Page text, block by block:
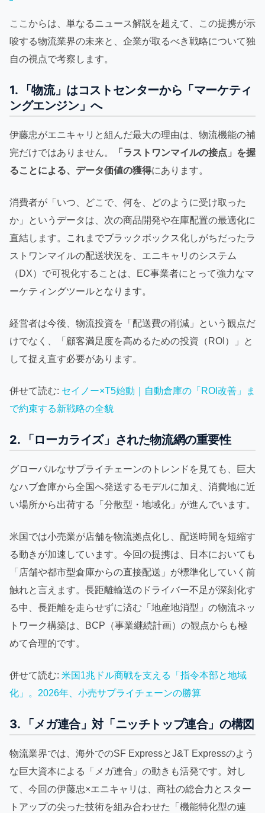
ここからは、単なるニュース解説を超えて、この提携が示
唆する物流業界の未来と、企業が取るべき戦略について独
自の視点で考察します。
1. 「物流」はコストセンターから「マーケティ
ングエンジン」へ
伊藤忠がエニキャリと組んだ最大の理由は、物流機能の補
完だけではありません。
「ラストワンマイルの接点」を握
ることによる、データ価値の獲得にあります。
消費者が「いつ、どこで、何を、どのように受け取った
か」というデータは、次の商品開発や在庫配置の最適化に
直結します。これまでブラックボックス化しがちだったラ
ストワンマイルの配送状況を、エニキャリのシステム
（DX）で可視化することは、EC事業者にとって強力なマ
ーケティングツールとなります。
経営者は今後、物流投資を「配送費の削減」という観点だ
けでなく、「顧客満足度を高めるための投資（ROI）」と
して捉え直す必要があります。
併せて読む: セイノー×T5始動｜自動倉庫の「ROI改善」ま
で約束する新戦略の全貌
2. 「ローカライズ」された物流網の重要性
グローバルなサプライチェーンのトレンドを見ても、巨大
なハブ倉庫から全国へ発送するモデルに加え、消費地に近
い場所から出荷する「分散型・地域化」が進んでいます。
米国では小売業が店舗を物流拠点化し、配送時間を短縮す
る動きが加速しています。今回の提携は、日本においても
「店舗や都市型倉庫からの直接配送」が標準化していく前
触れと言えます。長距離輸送のドライバー不足が深刻化す
る中、長距離を走らせずに済む「地産地消型」の物流ネッ
トワーク構築は、BCP（事業継続計画）の観点からも極
めて合理的です。
併せて読む: 米国1兆ドル商戦を支える「指令本部と地域
化」。2026年、小売サプライチェーンの勝算
3. 「メガ連合」対「ニッチトップ連合」の構図
物流業界では、海外でのSF ExpressとJ&T Expressのよう
な巨大資本による「メガ連合」の動きも活発です。対し
て、今回の伊藤忠×エニキャリは、商社の総合力とスター
トアップの尖った技術を組み合わせた「機能特化型の連